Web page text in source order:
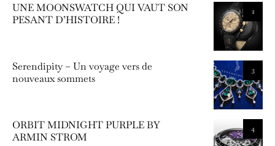
2
UNE MOONSWATCH QUI VAUT SON
PESANT D’HISTOIRE !
3
Serendipity – Un voyage vers de
nouveaux sommets
4
ORBIT MIDNIGHT PURPLE BY
ARMIN STROM